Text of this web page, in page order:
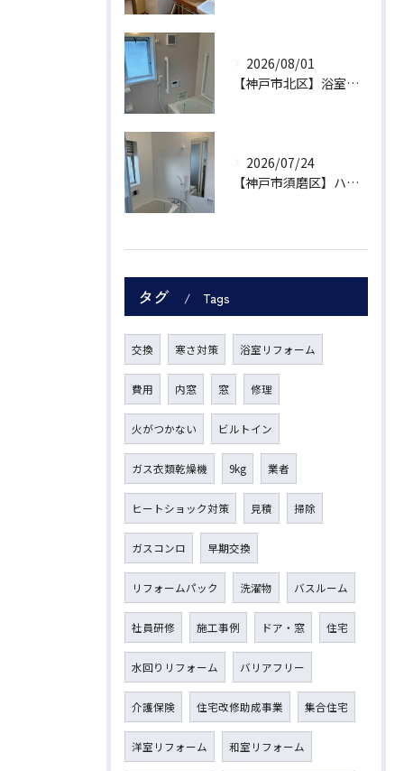
2026/08/01
【神戸市北区】浴室リフォームで浴槽拡充・トイレの段差解消を補助金活用で実現！実質99万円工期5日の施工事例
2026/07/24
【神戸市須磨区】ハイツの浴室・内装一括リフォーム｜近隣への騒音を抑える工法で暮らしの悩みを解消
タグ Tags
交換 寒さ対策 浴室リフォーム
費用 内窓 窓 修理
火がつかない ビルトイン
ガス衣類乾燥機 9kg 業者
ヒートショック対策 見積 掃除
ガスコンロ 早期交換
リフォームパック 洗濯物 バスルーム
社員研修 施工事例 ドア・窓 住宅
水回りリフォーム バリアフリー
介護保険 住宅改修助成事業 集合住宅
洋室リフォーム 和室リフォーム